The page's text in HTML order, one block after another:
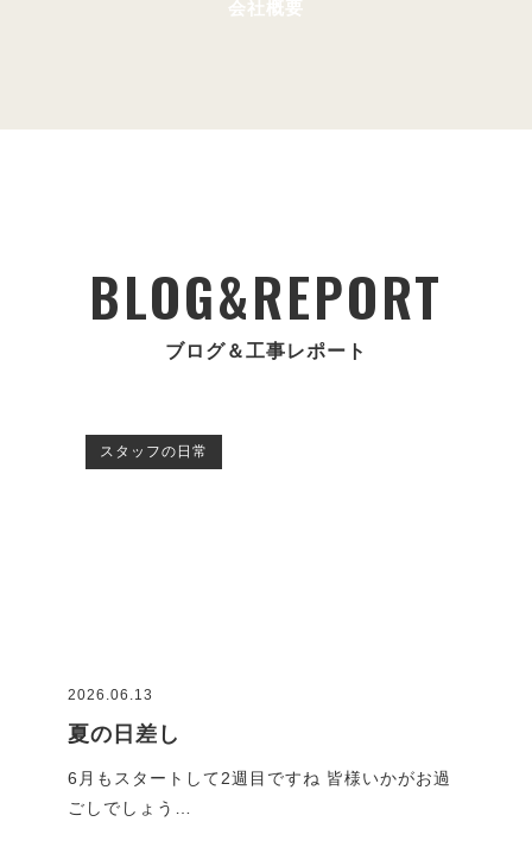
会社概要
BLOG&REPORT
ブログ＆工事レポート
スタッフの日常
2026.06.13
夏の日差し
6月もスタートして2週目ですね 皆様いかがお過
ごしでしょう…